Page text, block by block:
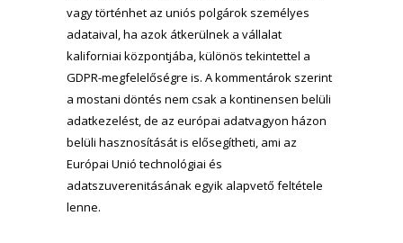
vagy történhet az uniós polgárok személyes
adataival, ha azok átkerülnek a vállalat
kaliforniai központjába, különös tekintettel a
GDPR-megfelelőségre is. A kommentárok szerint
a mostani döntés nem csak a kontinensen belüli
adatkezelést, de az európai adatvagyon házon
belüli hasznosítását is elősegítheti, ami az
Európai Unió technológiai és
adatszuverenitásának egyik alapvető feltétele
lenne.